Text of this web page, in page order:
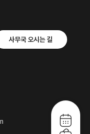
사무국 오시는 길